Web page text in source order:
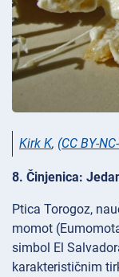
Kirk K, (CC BY-
8. Činjenica:
Ptica Torogoz,
momot
simbol El
karakterističnim